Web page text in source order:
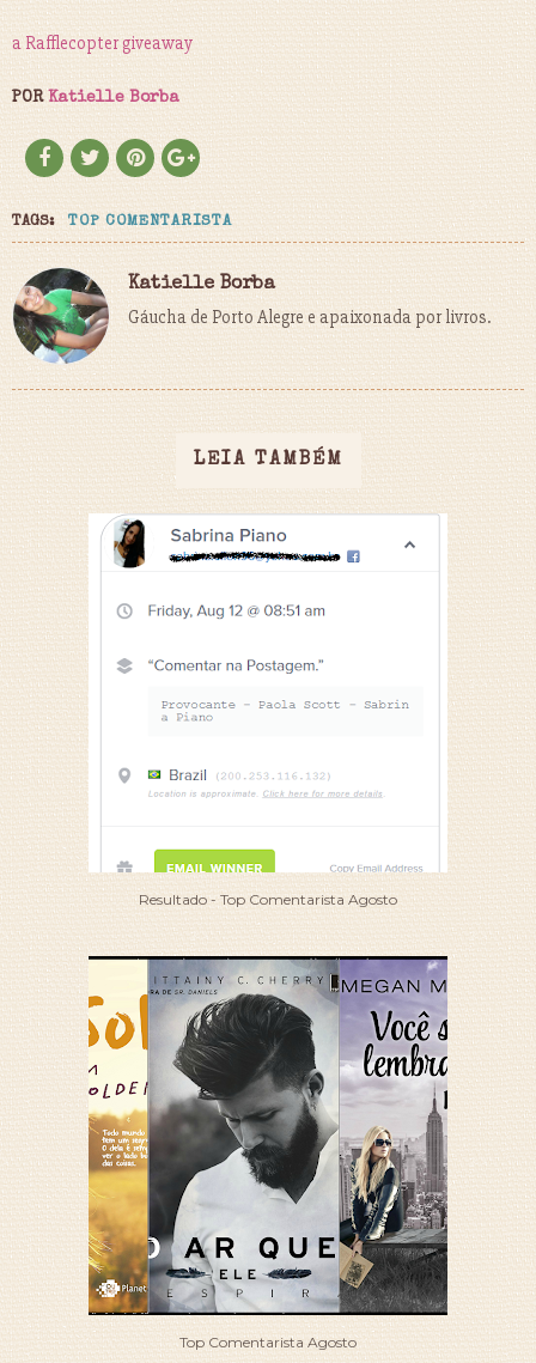
a Rafflecopter giveaway
POR Katielle Borba
TAGS: TOP COMENTARISTA
Katielle Borba
Gáucha de Porto Alegre e apaixonada por livros.
LEIA TAMBÉM
Resultado - Top Comentarista Agosto
Top Comentarista Agosto